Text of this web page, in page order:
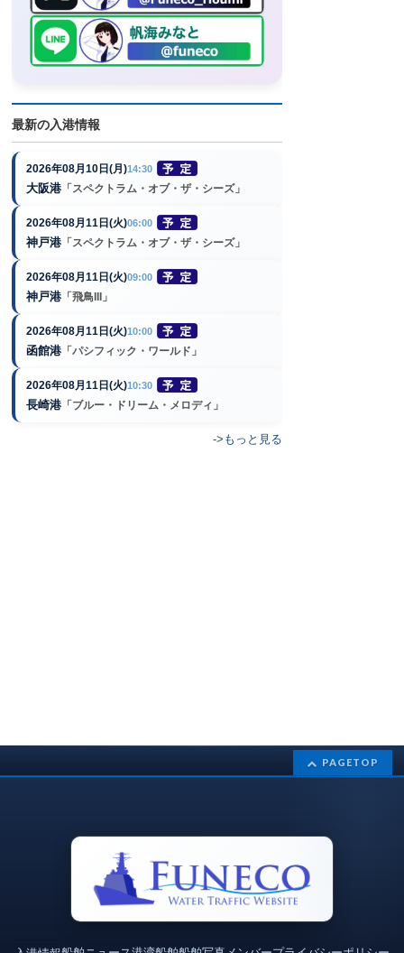
最新の入港情報
2026年08月10日(月)14:30
大阪港 「スペクトラム・オブ・ザ・シーズ」
2026年08月11日(火)06:00
神戸港 「スペクトラム・オブ・ザ・シーズ」
2026年08月11日(火)09:00
神戸港 「飛鳥III」
2026年08月11日(火)10:00
函館港 「パシフィック・ワールド」
2026年08月11日(火)10:30
長崎港 「ブルー・ドリーム・メロディ」
->もっと見る
PAGETOP